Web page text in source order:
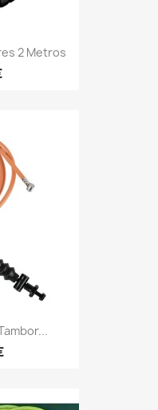
2 Metros